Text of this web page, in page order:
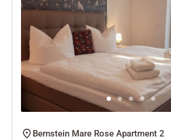
Bernstein Mare Rose Apartment 2